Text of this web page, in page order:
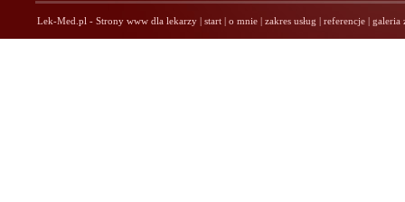
Lek-Med.pl - Strony www dla lekarzy | start | o mnie | zakres usług | referencje | galeria